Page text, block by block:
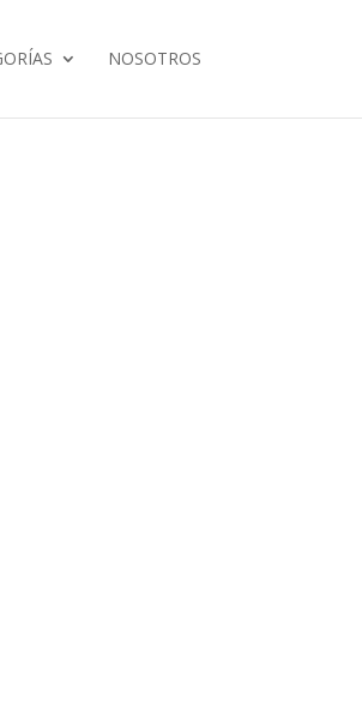
NOSOTROS